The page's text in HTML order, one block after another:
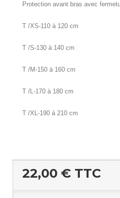
Protection avant bras avec
T /XS-110 à 120 cm
T /S-130 à 140 cm
T /M-150 à 160 cm
T /L-170 à 180 cm
T /XL-190 à 210 cm
22,00 € TTC